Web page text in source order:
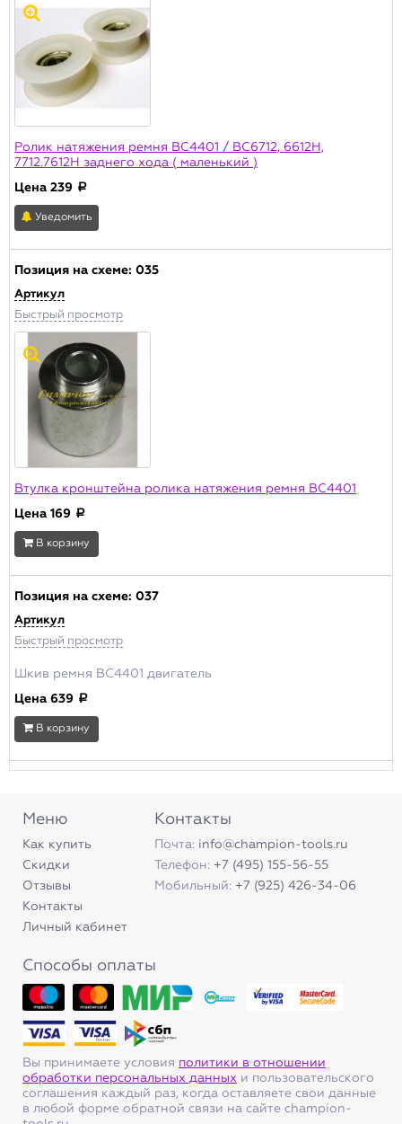
Ролик натяжения ремня BC4401 / BC6712, 6612H,
7712.7612H заднего хода ( маленький )
Цена 239 a
Уведомить
Позиция на схеме: 035
Артикул
Быстрый просмотр
Втулка кронштейна ролика натяжения ремня BC4401
Цена 169 a
В корзину
Позиция на схеме: 037
Артикул
Быстрый просмотр
Шкив ремня BC4401 двигатель
Цена 639 a
В корзину
Меню
Как купить
Скидки
Отзывы
Контакты
Личный кабинет
Контакты
Почта: info@champion-tools.ru
Телефон: +7 (495) 155-56-55
Мобильный: +7 (925) 426-34-06
Способы оплаты
Вы принимаете условия политики в отношении
обработки персональных данных и пользовательского
соглашения каждый раз, когда оставляете свои данные
в любой форме обратной связи на сайте champion-